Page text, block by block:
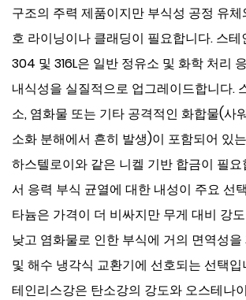
구조의 주력 제품이지만 부식성 공정 유
호 라이닝이나 클래딩이 필요합니다. 스
304 및 316L은 일반 정유소 및 화학 처리
내식성을 실질적으로 업그레이드합니다.
소, 염화물 또는 기타 공격적인 화합물(사
소화 분해에서 흔히 발생)이 포함되어 있
하스텔로이와 같은 니켈 기반 합금이 필요
서 응력 부식 균열에 대한 내성이 주요 선
타늄은 가격이 더 비싸지만 무게 대비 강
낮고 염화물로 인한 부식에 거의 면역성
및 해수 냉각식 교환기에 선호되는 선택
테인리스강은 탄소강의 강도와 오스테나